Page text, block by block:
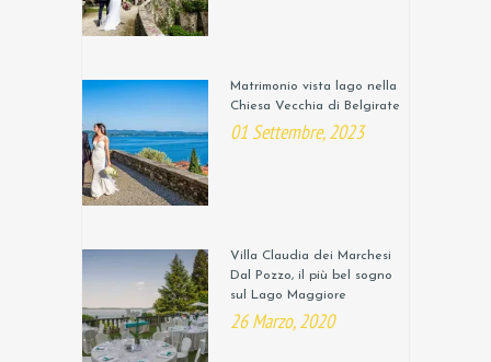
Matrimonio vista lago nella
Chiesa Vecchia di Belgirate
01 Settembre, 2023
Villa Claudia dei Marchesi
Dal Pozzo, il più bel sogno
sul Lago Maggiore
26 Marzo, 2020